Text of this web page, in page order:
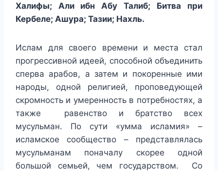
Халифы; Али ибн Абу Талиб;
Битва при
Кербеле; Ашура; Тазии; Нахль.
Ислам для своего времени и места стал
прогрессивной идеей, способной объединить
сперва арабов, а затем и покоренные ими
народы, одной религией, проповедующей
скромность и умеренность в потребностях, а
также равенство и братство всех
мусульман. По сути «умма исламия» –
исламское сообщество – представлялась
мусульманам поначалу скорее одной
большой семьей, чем государством. Со